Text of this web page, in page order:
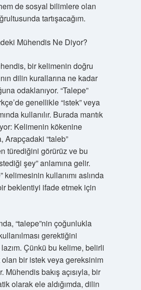
de sosyal bilimlere olan
tartışacağım.
Mühendis Ne Diyor?
bir kelimenin doğru
dilin kurallarına ne kadar
odaklanıyor. “Talepe”
genellikle “istek” veya
kullanılır. Burada mantık
Kelimenin kökenine
Arapçadaki “taleb”
türediğini görürüz ve bu
şey” anlamına gelir.
kelimesinin kullanımı aslında
beklentiyi ifade etmek için
“talepe”nin çoğunlukla
gerektiğini
Çünkü bu kelime, belirli
bir istek veya gereksinim
Mühendis bakış açısıyla, bir
olarak ele aldığımda, dilin